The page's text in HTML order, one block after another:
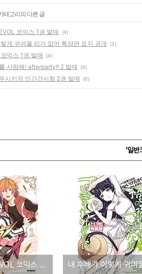
테고리의 다른 글
코믹스 1권 발매 (4)
게 귀여울 리가 없어 특장판 표지 공개 (1)
믹스 1권 발매 (4)
사랑해! afterparty!! 2 발매 (0)
시키의 인간간시험 2권 발매 (0)
'일반
아쿠에리온 EVOL 코믹스 1권 발매